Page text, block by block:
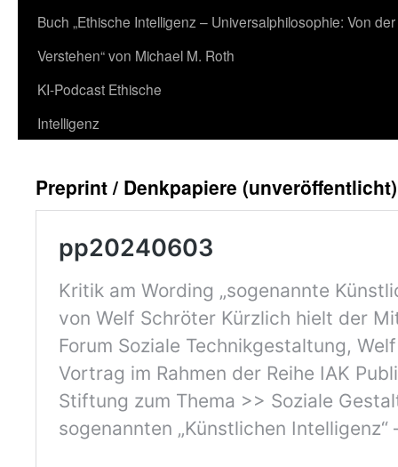
springen
Buch „Ethische Intelligenz – Universalphilosophie: Von
Verstehen“ von Michael M. Roth
KI-Podcast Ethische
Intelligenz
Preprint / Denkpapiere (unveröffentlicht)